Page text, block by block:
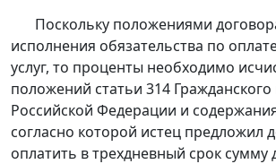
Поскольку положениями
исполнения обязательства по
услуг, то проценты необходимо
положений статьи 314 Гражданского
Российской Федерации и
согласно которой истец предложил
оплатить в трехдневный срок сумму